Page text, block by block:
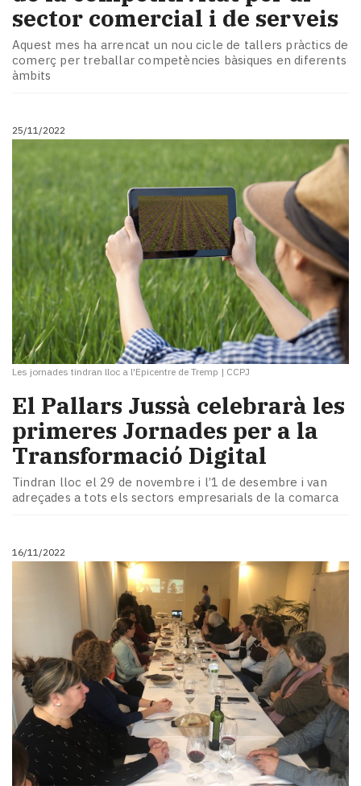
sector comercial i de serveis
Aquest mes ha arrencat un nou cicle de tallers pràctics de
comerç per treballar competències bàsiques en diferents
àmbits
25/11/2022
Les jornades tindran lloc a l'Epicentre de Tremp | CCPJ
El Pallars Jussà celebrarà les
primeres Jornades per a la
Transformació Digital
Tindran lloc el 29 de novembre i l’1 de desembre i van
adreçades a tots els sectors empresarials de la comarca
16/11/2022